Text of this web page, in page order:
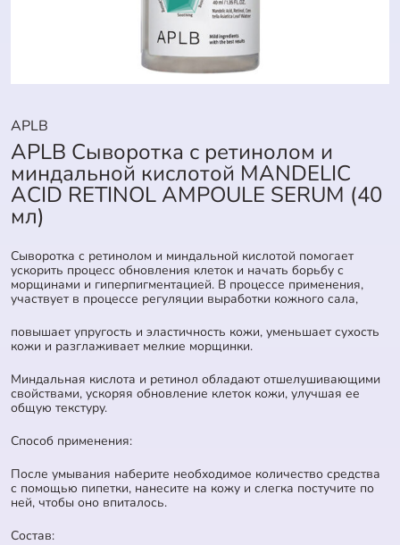
APLB
APLB Cыворотка с ретинолом и
миндальной кислотой MANDELIC
ACID RETINOL AMPOULE SERUM (40
мл)
Cыворотка с ретинолом и миндальной кислотой помогает
ускорить процесс обновления клеток и начать борьбу с
морщинами и гиперпигментацией. В процессе применения,
участвует в процессе регуляции выработки кожного сала,
повышает упругость и эластичность кожи, уменьшает сухость
кожи и разглаживает мелкие морщинки.
Миндальная кислота и ретинол обладают отшелушивающими
свойствами, ускоряя обновление клеток кожи, улучшая ее
общую текстуру.
Способ применения:
После умывания наберите необходимое количество средства
с помощью пипетки, нанесите на кожу и слегка постучите по
ней, чтобы оно впиталось.
Состав: